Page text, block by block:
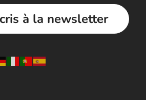
à la newsletter